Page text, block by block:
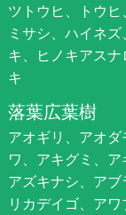
ツトウヒ、トウ
ミサシ、ハイネ
キ、ヒノキアス
キ
落葉広葉樹
アオギリ、アオ
ワ、アキグミ、ア
アズキナシ、ア
リカデイゴ、ア